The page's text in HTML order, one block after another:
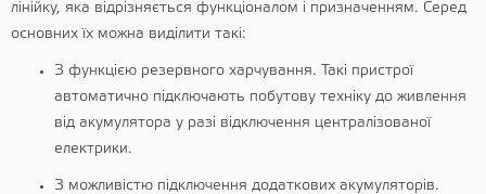
лінійку, яка відрізняється функціоналом і призначенням. Серед
основних їх можна виділити такі:
З функцією резервного харчування. Такі пристрої
автоматично підключають побутову техніку до живлення
від акумулятора у разі відключення централізованої
електрики.
З можливістю підключення додаткових акумуляторів.